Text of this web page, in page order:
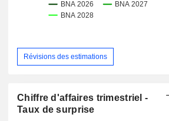
Révisions des estimations
Chiffre d'affaires trimestriel -
Taux de surprise